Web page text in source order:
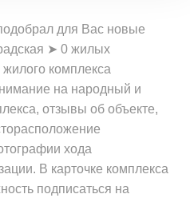
для Вас новые
➤ 0 жилых
комплекса
на народный и
отзывы об объекте,
хода
В карточке комплекса
подписаться на